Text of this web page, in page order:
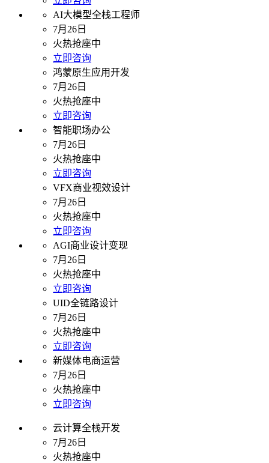
AI大模型全栈工程师
7月26日
火热抢座中
立即咨询
鸿蒙原生应用开发
7月26日
火热抢座中
立即咨询
智能职场办公
7月26日
火热抢座中
立即咨询
VFX商业视效设计
7月26日
火热抢座中
立即咨询
AGI商业设计变现
7月26日
火热抢座中
立即咨询
UID全链路设计
7月26日
火热抢座中
立即咨询
新媒体电商运营
7月26日
火热抢座中
立即咨询
云计算全栈开发
7月26日
火热抢座中